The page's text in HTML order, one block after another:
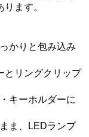
ます。
かりと包み込み
とリングクリップ
キーホルダーに
ま、LEDランプ